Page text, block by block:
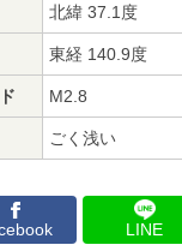
北緯 37.1度
東経 140.9度
M2.8
ごく浅い
LINE